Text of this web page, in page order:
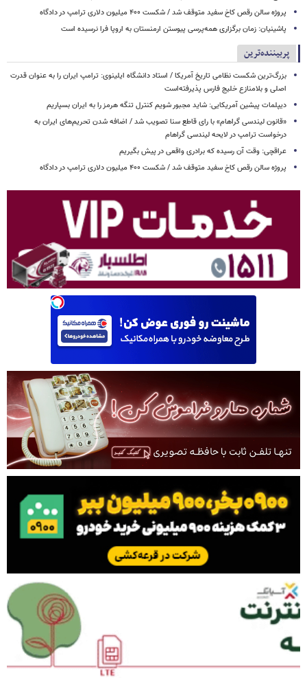
پروژه سالن رقص کاخ سفید متوقف شد / شکست ۴۰۰ میلیون دلاری ترامپ در دادگاه
پاشینیان: زمان برگزاری همه‌پرسی پیوستن ارمنستان به اروپا فرا نرسیده است
پربیننده‌ترین
بزرگ‌ترین شکست نظامی تاریخ آمریکا / استاد دانشگاه ایلینوی: ترامپ ایران را به عنوان قدرت
اصلی و بلامنازع خلیج فارس پذیرفته‌است
دیپلمات پیشین آمریکایی: شاید مجبور شویم کنترل تنگه هرمز را به ایران بسپاریم
«قانون لیندسی گراهام» با رای قاطع سنا تصویب شد / اضافه شدن تحریم‌های ایران به
درخواست ترامپ در لایحه لیندسی گراهام
عراقچی: وقت آن رسیده که برادری واقعی در پیش بگیریم
پروژه سالن رقص کاخ سفید متوقف شد / شکست ۴۰۰ میلیون دلاری ترامپ در دادگاه